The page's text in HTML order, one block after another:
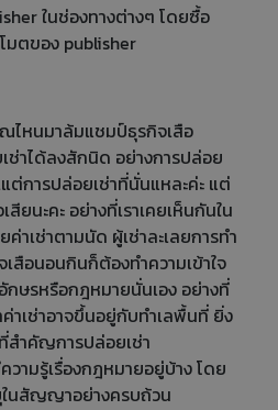
ในช่องทางต่างๆ โดยซื้อ
มตของ publisher
ไหนมาล้มแชมป์ธุรกิจเสือ
ช่าได้ลงสักนิด อย่างการปล่อย
ต่การปล่อยเช่าที่นั่นแหละค่ะ แต่
นะคะ อย่างที่เราเคยเห็นกันใน
ค่าเช่าตามนัด ผู้เช่าละเลยการทำ
สือนอนกินก็ต้องทำความเข้าใจ
ษรหรือกฎหมายนั่นเอง อย่างที่
ค่าเช่าอาจขึ้นอยู่กับทำเลพื้นที่ ยิ่ง
สำคัญการปล่อยเช่า
ามรู้เรื่องกฎหมายอยู่บ้าง โดย
ในสัญญาอย่างครบถ้วน